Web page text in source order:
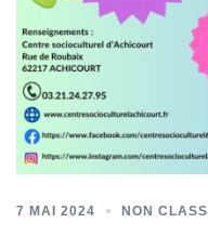
7 MAI 2024 NON